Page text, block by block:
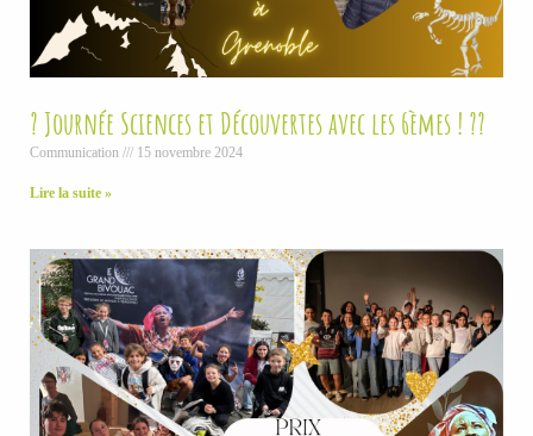
? Journée Sciences et Découvertes avec les 6èmes ! ??
Communication 15 novembre 2024
Lire la suite »